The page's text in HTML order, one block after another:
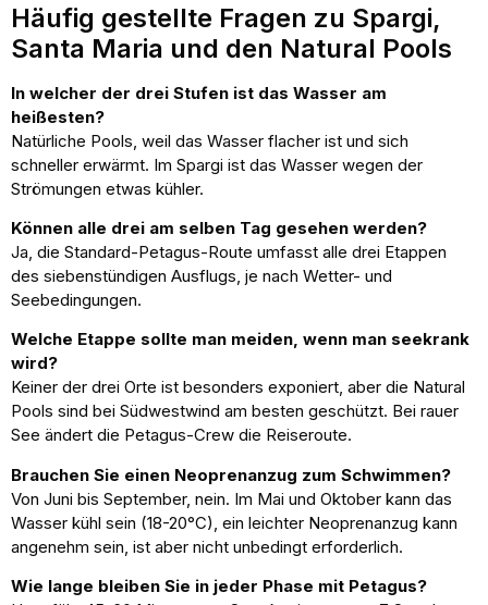
Häufig gestellte Fragen zu Spargi,
Santa Maria und den Natural Pools
In welcher der drei Stufen ist das Wasser am
heißesten?
Natürliche Pools, weil das Wasser flacher ist und sich
schneller erwärmt. Im Spargi ist das Wasser wegen der
Strömungen etwas kühler.
Können alle drei am selben Tag gesehen werden?
Ja, die Standard-Petagus-Route umfasst alle drei Etappen
des siebenstündigen Ausflugs, je nach Wetter- und
Seebedingungen.
Welche Etappe sollte man meiden, wenn man seekrank
wird?
Keiner der drei Orte ist besonders exponiert, aber die Natural
Pools sind bei Südwestwind am besten geschützt. Bei rauer
See ändert die Petagus-Crew die Reiseroute.
Brauchen Sie einen Neoprenanzug zum Schwimmen?
Von Juni bis September, nein. Im Mai und Oktober kann das
Wasser kühl sein (18-20°C), ein leichter Neoprenanzug kann
angenehm sein, ist aber nicht unbedingt erforderlich.
Wie lange bleiben Sie in jeder Phase mit Petagus?